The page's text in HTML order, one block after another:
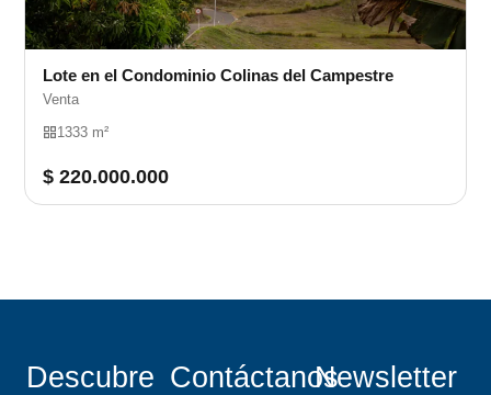
Lote en el Condominio Colinas del Campestre
Venta
1333 m²
$ 220.000.000
Descubre ContáctanosNewsletter